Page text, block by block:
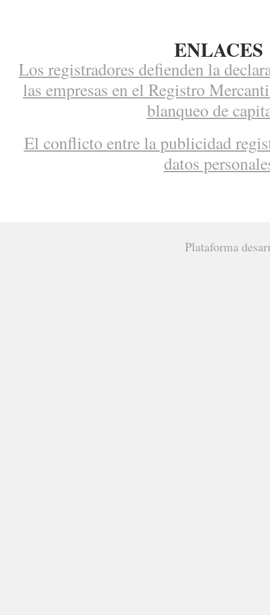
ENLACES
Los registradores defienden la
las empresas en el Registro
blanqueo de
El conflicto entre la publicidad
datos
Plataforma